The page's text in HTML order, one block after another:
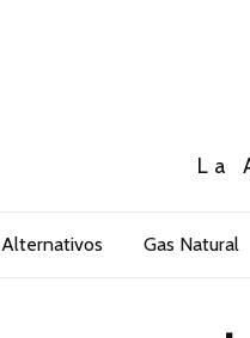
La
Alternativos Gas Natural